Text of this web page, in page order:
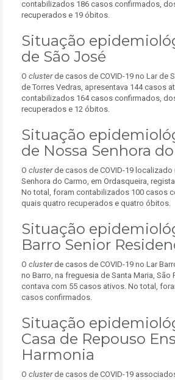
contabilizados 186 casos confirmados,
recuperados e 19 óbitos.
Situação
de São José
O clusterde casos de COVID-19 no Lar de
de Torres Vedras, apresentava 144 casos
contabilizados 164 casos confirmados,
recuperados e 12 óbitos.
Situação
de Nossa Senhora
O clusterde casos de COVID-19 localizado
Senhora do Carmo, em Ordasqueira,
No total, foram contabilizados 100 casos
quais quatro recuperados e quatro óbitos.
Situação
Barro Senior
O clusterde casos de COVID-19 no Lar
no Barro, na freguesia de Santa Maria, São
contava com 55 casos ativos. No total,
casos confirmados.
Situação
Casa de Repouso
Harmonia
O clusterde casos de COVID-19